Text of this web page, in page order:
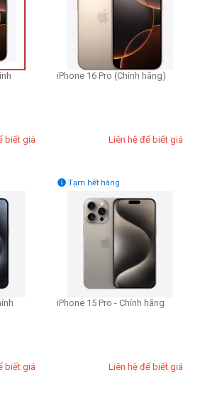
biết giá
iPhone 16 Pro (Chính hãng)
Liên hệ để biết giá
biết giá
Tạm hết hàng

iPhone 15 Pro - Chính hãng
Liên hệ để biết giá